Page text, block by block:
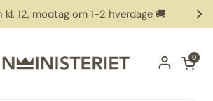
kl. 12, modtag om 1-2 hverdage 🚚
Åben
0